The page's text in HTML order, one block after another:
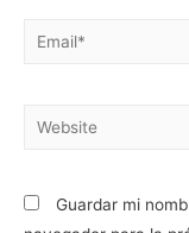
Email*
Website
Guardar mi